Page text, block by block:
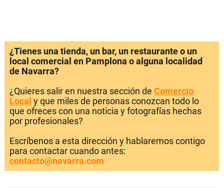
¿Tienes una tienda, un bar, un restaurante o un
local comercial en Pamplona o alguna localidad
de Navarra?
¿Quieres salir en nuestra sección de Comercio
Local y que miles de personas conozcan todo lo
que ofreces con una noticia y fotografías hechas
por profesionales?
Escríbenos a esta dirección y hablaremos contigo
para contactar cuando antes:
contacto@navarra.com